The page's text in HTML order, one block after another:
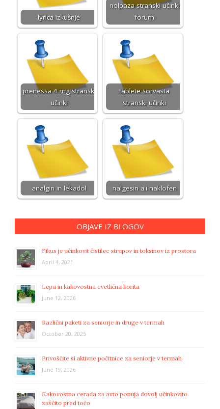
lyrica izkušnje
nolpaza stranski učinki
forum
prenessa 4 mg stranski
učinki
tablete sorvasta
stranski učinki
analgin in lekadol nalgesin ali naklofen
OBJAVE IZ BLOGOV
Fikus je učinkovit čistilec strupov in toksinov iz prostora
April 4, 2021
Lepa in kakovostna cvetlična korita
June 12, 2026
Različni paketi za seniorje in druge v termah
October 20, 2025
Privoščite si aktivne počitnice za seniorje v termah
June 19, 2026
Kakovostna cerada za avto ponuja dovolj učinkovito
zaščito pred točo